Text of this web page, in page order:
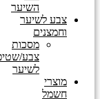
השיער
צבע לשיער
וחמצנים
מסכות
צבע/
לשיער
מוצרי
חשמל